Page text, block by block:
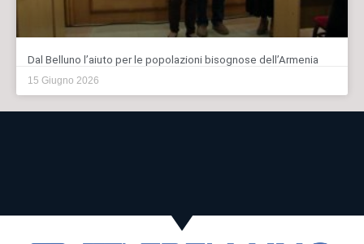
Dal Belluno l’aiuto per le popolazioni bisognose dell’Armenia
15 Giugno 2026